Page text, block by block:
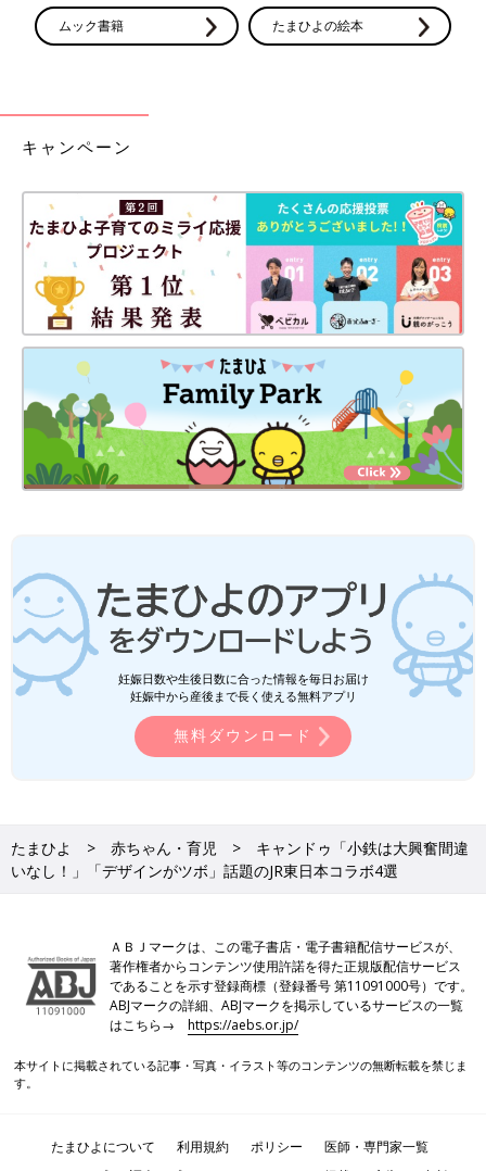
ムック書籍 たまひよの絵本
キャンペーン
妊娠日数や生後日数に合った情報を毎日お届け
妊娠中から産後まで長く使える無料アプリ
無料ダウンロード
たまひよ 赤ちゃん・育児
キャンドゥ「小鉄は大興奮間違
いなし！」「デザインがツボ」話題のJR東日本コラボ4選
ＡＢＪマークは、この電子書店・電子書籍配信サービスが、
著作権者からコンテンツ使用許諾を得た正規版配信サービス
であることを示す登録商標（登録番号 第11091000号）です。
ABJマークの詳細、ABJマークを掲示しているサービスの一覧
はこちら→https://aebs.or.jp/
本サイトに掲載されている記事・写真・イラスト等のコンテンツの無断転載を禁じま
す。
たまひよについて 利用規約 ポリシー
医師・専門家一覧